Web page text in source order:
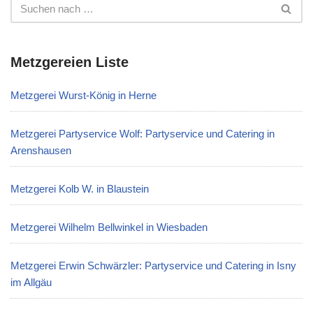
Metzgereien Liste
Metzgerei Wurst-König in Herne
Metzgerei Partyservice Wolf: Partyservice und Catering in
Arenshausen
Metzgerei Kolb W. in Blaustein
Metzgerei Wilhelm Bellwinkel in Wiesbaden
Metzgerei Erwin Schwärzler: Partyservice und Catering in Isny
im Allgäu